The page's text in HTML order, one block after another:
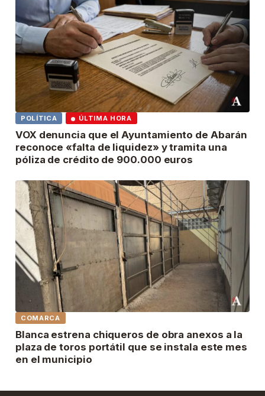
POLÍTICA ÚLTIMA HORA
VOX denuncia que el Ayuntamiento de Abarán
reconoce «falta de liquidez» y tramita una
póliza de crédito de 900.000 euros
COMARCA
Blanca estrena chiqueros de obra anexos a la
plaza de toros portátil que se instala este mes
en el municipio